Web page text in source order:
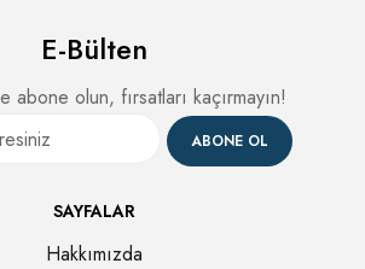
E-Bülten
abone olun, fırsatları kaçırmayın!
ABONE OL
SAYFALAR
Hakkımızda